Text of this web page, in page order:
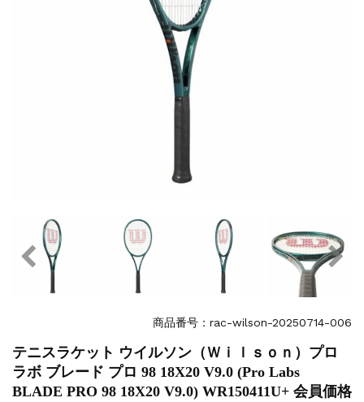
商品番号：rac-wilson-20250714-006
テニスラケット ウイルソン（Ｗｉｌｓｏｎ）プロ
ラボ ブレード プロ 98 18X20 V9.0 (Pro Labs
BLADE PRO 98 18X20 V9.0) WR150411U+ 会員価格